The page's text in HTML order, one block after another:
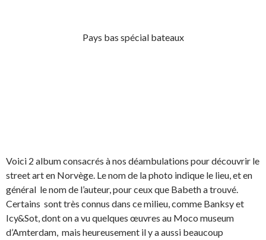
Pays bas spécial bateaux
Voici 2 album consacrés à nos déambulations pour découvrir le
street art en Norvège. Le nom de la photo indique le lieu, et en
général le nom de l’auteur, pour ceux que Babeth a trouvé.
Certains sont très connus dans ce milieu, comme Banksy et
Icy&Sot, dont on a vu quelques œuvres au Moco museum
d’Amterdam, mais heureusement il y a aussi beaucoup